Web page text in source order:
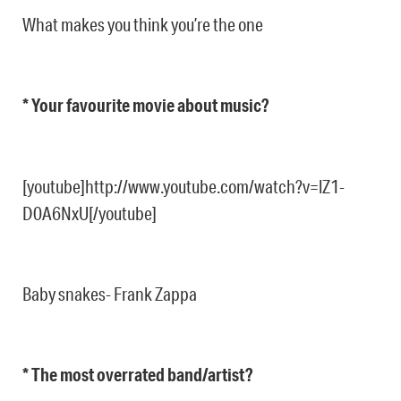
What makes you think you’re the one
* Your favourite movie about music?
[youtube]http://www.youtube.com/watch?v=lZ1-
D0A6NxU[/youtube]
Baby snakes- Frank Zappa
* The most overrated band/artist?